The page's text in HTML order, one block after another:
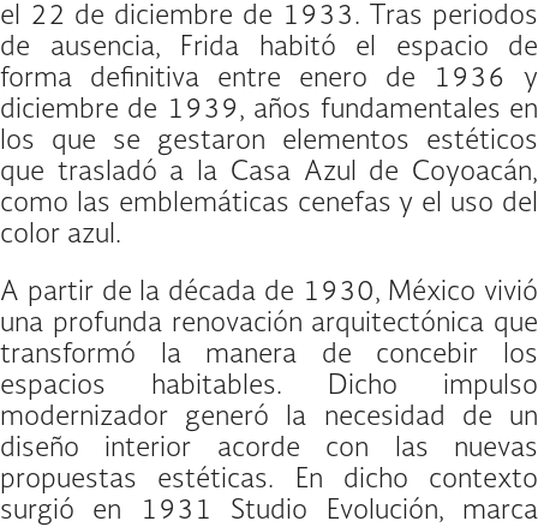
el 22 de diciembre de 1933. Tras periodos
de ausencia, Frida habitó el espacio de
forma definitiva entre enero de 1936 y
diciembre de 1939, años fundamentales en
los que se gestaron elementos estéticos
que trasladó a la Casa Azul de Coyoacán,
como las emblemáticas cenefas y el uso del
color azul.
A partir de la década de 1930, México vivió
una profunda renovación arquitectónica que
transformó la manera de concebir los
espacios habitables. Dicho impulso
modernizador generó la necesidad de un
diseño interior acorde con las nuevas
propuestas estéticas. En dicho contexto
surgió en 1931 Studio Evolución, marca